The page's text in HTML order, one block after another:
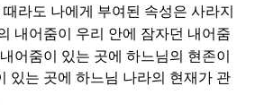
라도 나에게 부여된 속성은 사라지
내어줌이 우리 안에 잠자던 내어줌
내어줌이 있는 곳에 하느님의 현존이
있는 곳에 하느님 나라의 현재가 관